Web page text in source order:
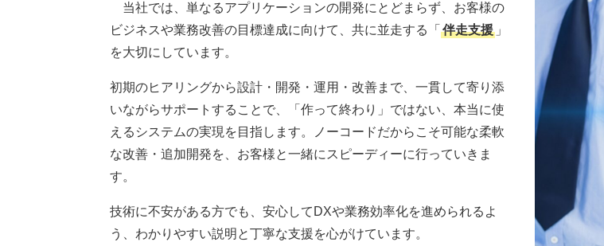
当社では、単なるアプリケーションの開発にとどまらず、お客様の
ビジネスや業務改善の目標達成に向けて、共に並走する「 伴走支援 」
を大切にしています。
初期のヒアリングから設計・開発・運用・改善まで、一貫して寄り添
いながらサポートすることで、「作って終わり」ではない、本当に使
えるシステムの実現を目指します。ノーコードだからこそ可能な柔軟
な改善・追加開発を、お客様と一緒にスピーディーに行っていきま
す。
技術に不安がある方でも、安心してDXや業務効率化を進められるよ
う、わかりやすい説明と丁寧な支援を心がけています。